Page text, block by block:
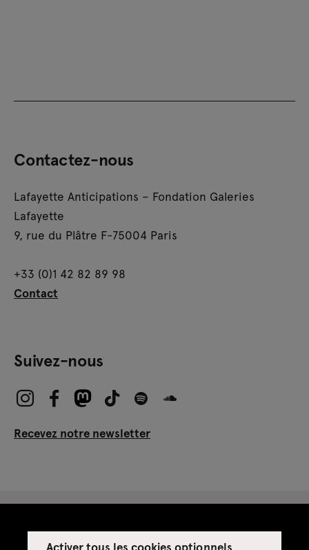
Activer tous les cookies optionnels
Contactez-nous
Lafayette Anticipations – Fondation Galeries
Lafayette
9, rue du Plâtre F-75004 Paris
+33 (0)1 42 82 89 98
Contact
Suivez-nous
Recevez notre newsletter